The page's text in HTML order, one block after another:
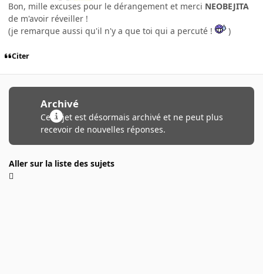
Bon, mille excuses pour le dérangement et merci NEOBEJITA
de m'avoir réveiller !
(je remarque aussi qu'il n'y a que toi qui a percuté !
)
Citer
Archivé
Ce sujet est désormais archivé et ne peut plus
recevoir de nouvelles réponses.
Aller sur la liste des sujets